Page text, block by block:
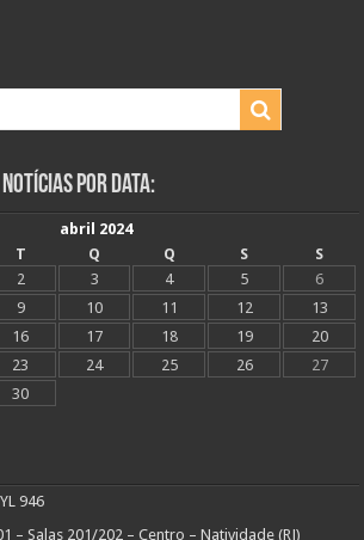
Notícias Por Data:
abril 2024
T Q Q S
S
2 3 4 5
6
9 10 11 12
13
16 17 18 19
20
23 24 25 26
27
30
946
– Salas 201/202 – Centro – Natividade (RJ)